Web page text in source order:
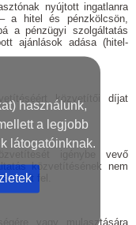
használunk,
a legjobb
látogatóinknak.
nyújtott ingatlanra
a hitel és pénzkölcsön,
a pénzügyi szolgáltatás
ajánlások adása (hitel­
közvetítői díjat
igénybe vevő
közvetítésének nem
fel.
vagy mulasztására